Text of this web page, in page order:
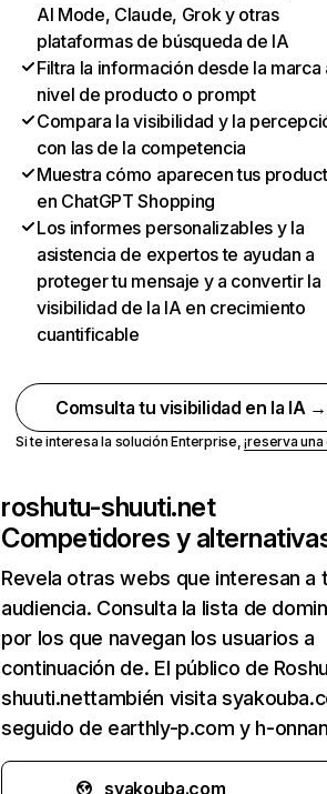
AI Mode, Claude, Grok y otras
plataformas de búsqueda de IA
Filtra la información desde la marca
nivel de producto o prompt
Compara la visibilidad y la
con las de la competencia
Muestra cómo aparecen tus
en ChatGPT Shopping
Los informes personalizables y la
asistencia de expertos te ayudan a
proteger tu mensaje y a convertir la
visibilidad de la IA en crecimiento
cuantificable
Comsulta tu visibilidad en la IA →
Si te interesa la solución Enterprise,¡reserva
roshutu-shuuti.net
Competidores y
Revela otras webs que interesan a
audiencia. Consulta la lista de
por los que navegan los usuarios a
continuación de. El público de
shuuti.nettambién visita
seguido de earthly-p.com y h-
syakouba.com